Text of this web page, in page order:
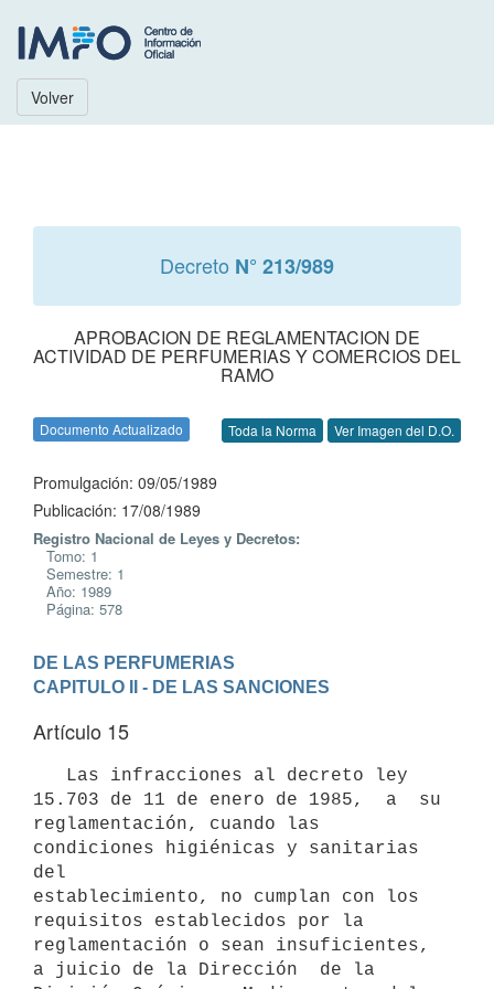
Volver
Decreto N° 213/989
APROBACION DE REGLAMENTACION DE
ACTIVIDAD DE PERFUMERIAS Y COMERCIOS DEL
RAMO
Documento Actualizado Toda la Norma Ver Imagen del D.O.
Promulgación: 09/05/1989
Publicación: 17/08/1989
Registro Nacional de Leyes y Decretos:
Tomo: 1
Semestre: 1
Año: 1989
Página: 578
DE LAS PERFUMERIAS
CAPITULO II - DE LAS SANCIONES
Artículo 15
15.703 de 11 de enero de 1985,  a  su
reglamentación, cuando las
condiciones higiénicas y sanitarias
del
establecimiento, no cumplan con los
requisitos establecidos por la
reglamentación o sean insuficientes,
a juicio de la Dirección  de la